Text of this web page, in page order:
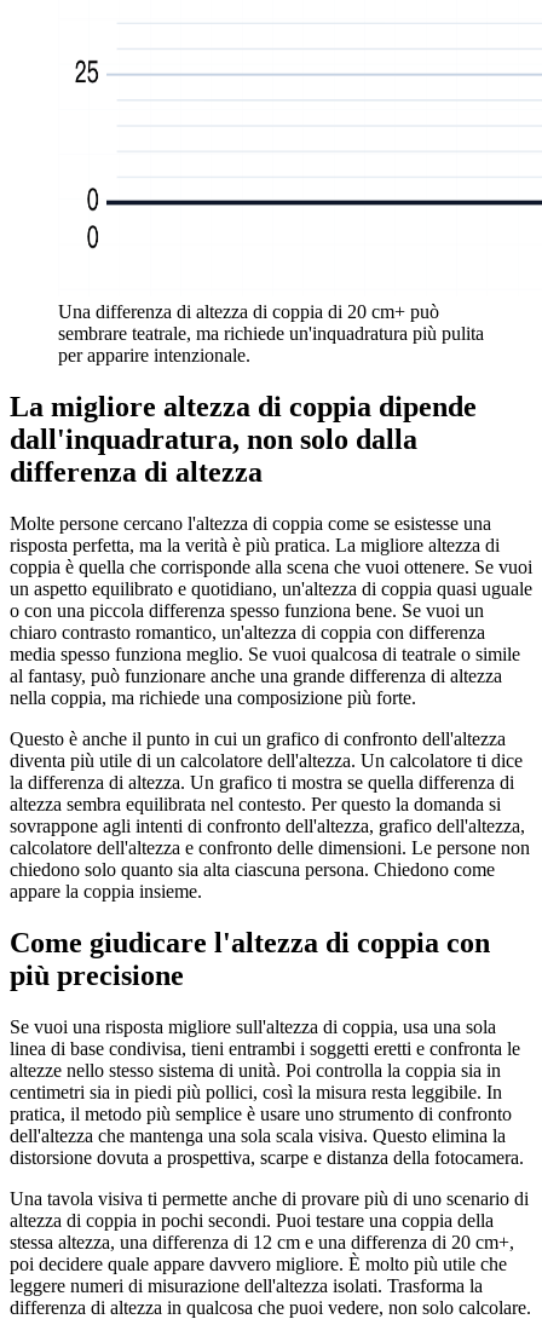
Una differenza di altezza di coppia di 20 cm+ può
sembrare teatrale, ma richiede un'inquadratura più pulita
per apparire intenzionale.
La migliore altezza di coppia dipende
dall'inquadratura, non solo dalla
differenza di altezza
Molte persone cercano l'altezza di coppia come se esistesse una
risposta perfetta, ma la verità è più pratica. La migliore altezza di
coppia è quella che corrisponde alla scena che vuoi ottenere. Se vuoi
un aspetto equilibrato e quotidiano, un'altezza di coppia quasi uguale
o con una piccola differenza spesso funziona bene. Se vuoi un
chiaro contrasto romantico, un'altezza di coppia con differenza
media spesso funziona meglio. Se vuoi qualcosa di teatrale o simile
al fantasy, può funzionare anche una grande differenza di altezza
nella coppia, ma richiede una composizione più forte.
Questo è anche il punto in cui un grafico di confronto dell'altezza
diventa più utile di un calcolatore dell'altezza. Un calcolatore ti dice
la differenza di altezza. Un grafico ti mostra se quella differenza di
altezza sembra equilibrata nel contesto. Per questo la domanda si
sovrappone agli intenti di confronto dell'altezza, grafico dell'altezza,
calcolatore dell'altezza e confronto delle dimensioni. Le persone non
chiedono solo quanto sia alta ciascuna persona. Chiedono come
appare la coppia insieme.
Come giudicare l'altezza di coppia con
più precisione
Se vuoi una risposta migliore sull'altezza di coppia, usa una sola
linea di base condivisa, tieni entrambi i soggetti eretti e confronta le
altezze nello stesso sistema di unità. Poi controlla la coppia sia in
centimetri sia in piedi più pollici, così la misura resta leggibile. In
pratica, il metodo più semplice è usare uno strumento di confronto
dell'altezza che mantenga una sola scala visiva. Questo elimina la
distorsione dovuta a prospettiva, scarpe e distanza della fotocamera.
Una tavola visiva ti permette anche di provare più di uno scenario di
altezza di coppia in pochi secondi. Puoi testare una coppia della
stessa altezza, una differenza di 12 cm e una differenza di 20 cm+,
poi decidere quale appare davvero migliore. È molto più utile che
leggere numeri di misurazione dell'altezza isolati. Trasforma la
differenza di altezza in qualcosa che puoi vedere, non solo calcolare.